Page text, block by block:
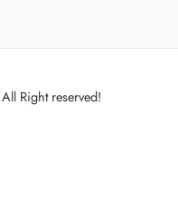
Right reserved!